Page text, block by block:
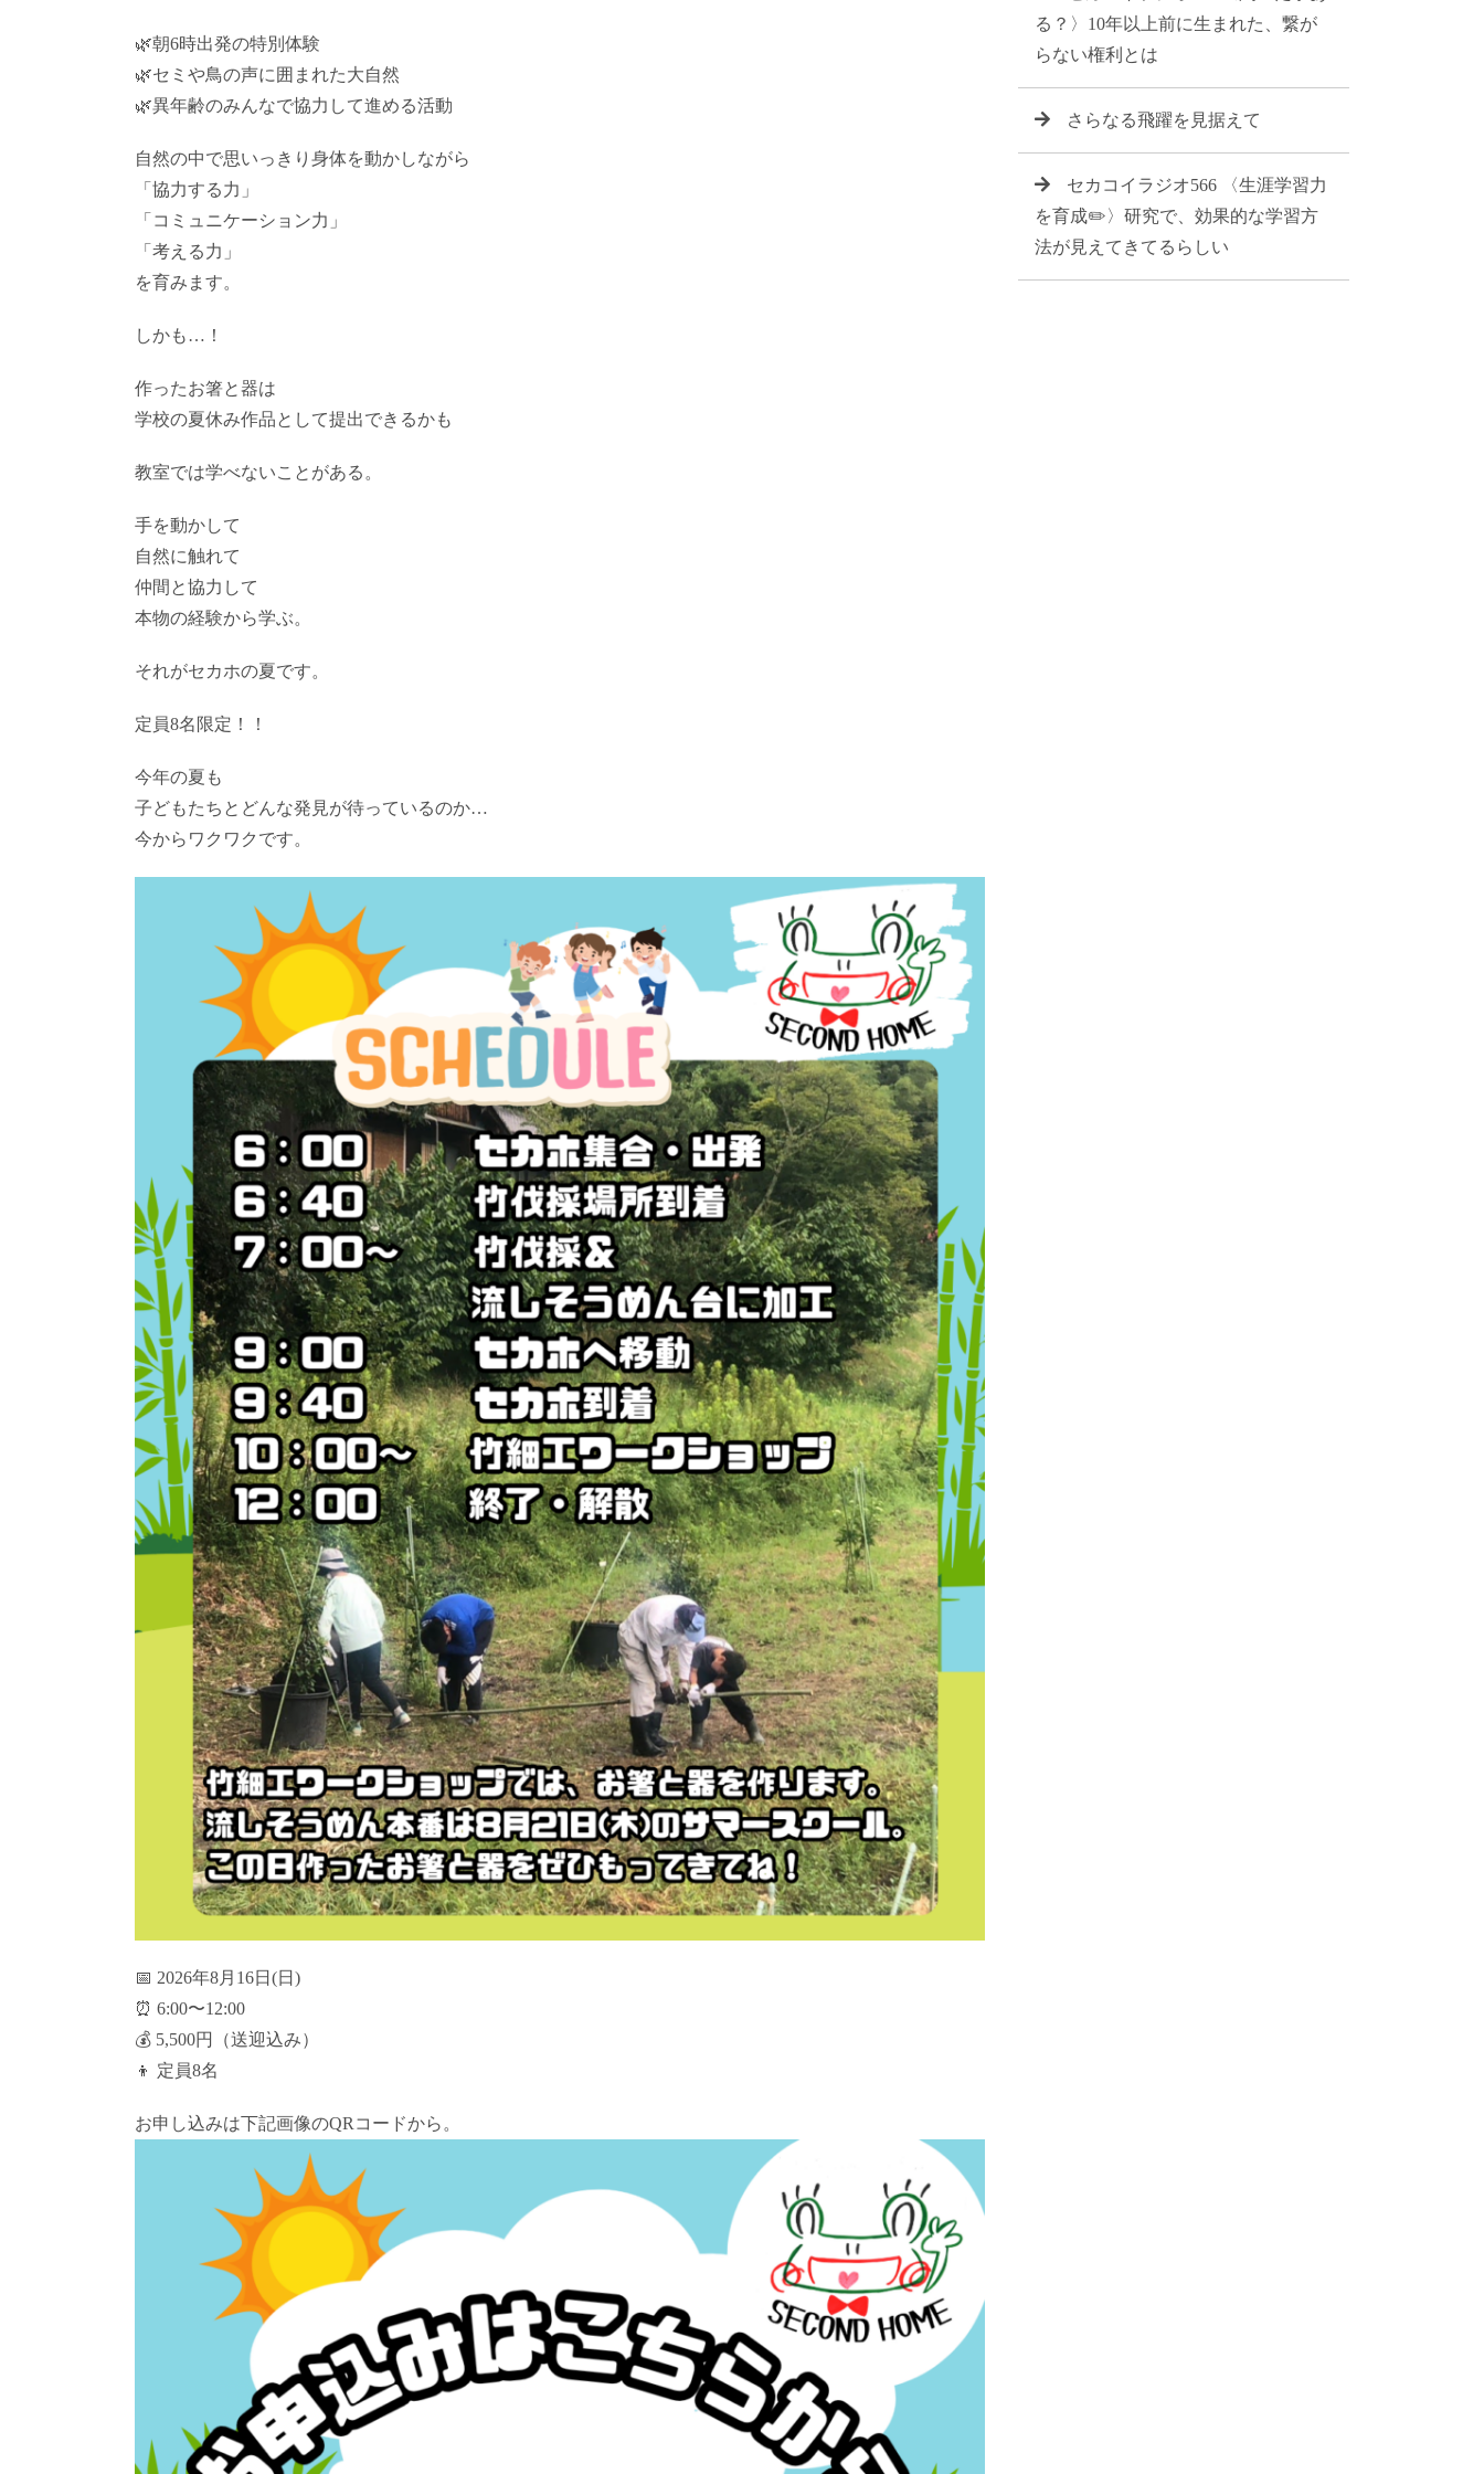
🌿朝6時出発の特別体験
🌿セミや鳥の声に囲まれた大自然
🌿異年齢のみんなで協力して進める活動
自然の中で思いっきり身体を動かしながら
「協力する力」
「コミュニケーション力」
「考える力」
を育みます。
しかも…！
作ったお箸と器は
学校の夏休み作品として提出できるかも
教室では学べないことがある。
手を動かして
自然に触れて
仲間と協力して
本物の経験から学ぶ。
それがセカホの夏です。
定員8名限定！！
今年の夏も
子どもたちとどんな発見が待っているのか…
今からワクワクです。
📅 2026年8月16日(日)
⏰ 6:00〜12:00
💰 5,500円（送迎込み）
👦 定員8名
お申し込みは下記画像のQRコードから。
る？〉10年以上前に生まれた、繋が
らない権利とは
さらなる飛躍を見据えて
セカコイラジオ566 〈生涯学習力
を育成✏️〉研究で、効果的な学習方
法が見えてきてるらしい